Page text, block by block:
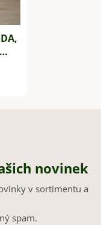
novinek
v sortimentu a
spam.